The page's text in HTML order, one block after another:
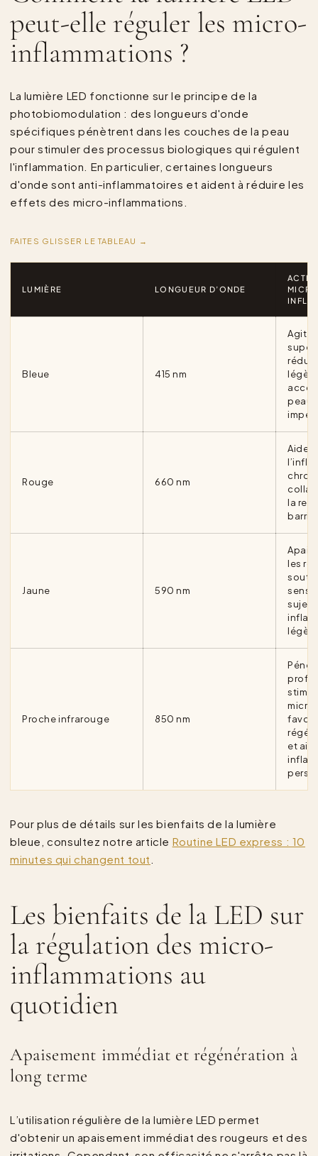
peut-elle réguler les micro-
inflammations ?
La lumière LED fonctionne sur le principe de la
photobiomodulation : des longueurs d'onde
spécifiques pénètrent dans les couches de la peau
pour stimuler des processus biologiques qui régulent
l'inflammation. En particulier, certaines longueurs
d'onde sont anti-inflammatoires et aident à réduire les
effets des micro-inflammations.
FAITES GLISSER LE TABLEAU →
LUMIÈRE LONGUEUR D’ONDE
Bleue 415 nm
Agit
Rouge 660 nm
Aide
la
Jaune 590 nm
les
Proche infrarouge 850 nm
et
Pour plus de détails sur les bienfaits de la lumière
bleue, consultez notre article Routine LED express : 10
minutes qui changent tout
Les bienfaits de la LED sur
la régulation des micro-
inflammations au
quotidien
Apaisement immédiat et régénération à
long terme
L’utilisation régulière de la lumière LED permet
d'obtenir un apaisement immédiat des rougeurs et des